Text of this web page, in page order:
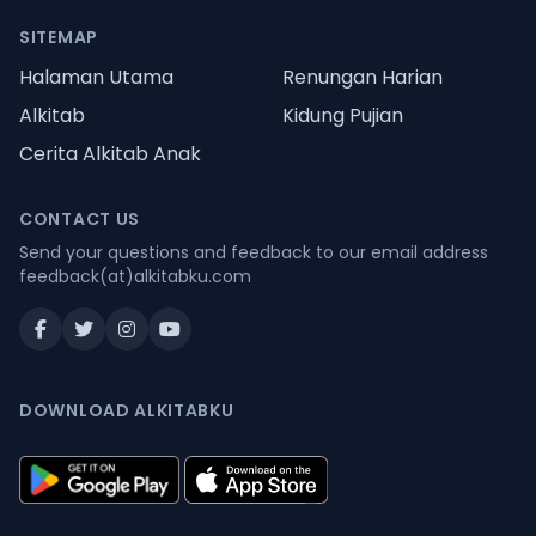
SITEMAP
Halaman Utama
Renungan Harian
Alkitab
Kidung Pujian
Cerita Alkitab Anak
CONTACT US
Send your questions and feedback to our email address
feedback(at)alkitabku.com
DOWNLOAD ALKITABKU